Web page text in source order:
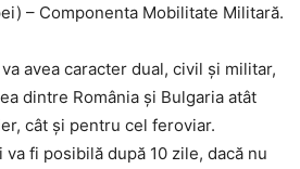
– Componenta Mobilitate Militară.
avea caracter dual, civil și militar,
dintre România și Bulgaria atât
cât și pentru cel feroviar.
fi posibilă după 10 zile, dacă nu